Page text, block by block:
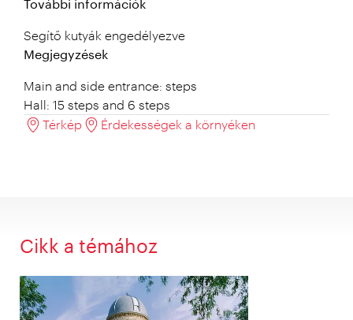
További információk
Segítő kutyák engedélyezve
Megjegyzések
Main and side entrance: steps
Hall: 15 steps and 6 steps
Térkép
Érdekességek a környéken
Cikk a témához